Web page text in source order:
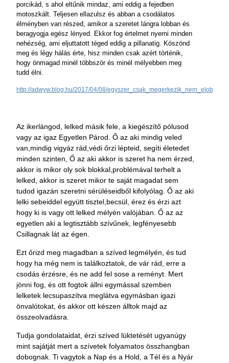
porcikád, s ahol eltűnik mindaz, ami eddig a fejedben
motoszkált. Teljesen ellazulsz és abban a csodálatos
élményben van részed, amikor a szeretet lángra lobban és
beragyogja egész lényed. Ekkor fog értelmet nyerni minden
nehézség, ami eljuttatott téged eddig a pillanatig. Köszönd
meg és légy hálás érte, hisz minden csak azért történik,
hogy önmagad minél többször és minél mélyebben meg
tudd élni.
http://adwyw.blog.hu/2017/04/08/
Az ikerlángod, lelked másik fele, a kiegészítő pólusod
vagy az igaz Egyetlen Párod. Ő az aki mindig veled
van,mindig vigyáz rád,védi őrzi lépteid, segíti életedet
minden szinten, Ő az aki akkor is szeret ha nem érzed,
akkor is mikor oly sok blokkal,problémával terhelt a
lelked, akkor is szeret mikor te saját magadat sem
tudod igazán szeretni sérüléseidből kifolyólag. Ő az aki
lelki sebeiddel együtt tisztel,becsül, érez és érzi azt
hogy ki is vagy ott lelked mélyén valójában. Ő az az
egyetlen aki a legtisztább szívűnek, legfényesebb
Csillagnak lát az égen.
Ezt őrizd meg magadban a szíved legmélyén, és tud
hogy ha még nem is találkoztatok, de vár rád, erre a
csodás érzésre, és ne add fel sose a reményt. Mert
jönni fog, és ott fogtok állni egymással szemben
lelketek lecsupaszítva meglátva egymásban igazi
önvalótokat, és akkor ott készen álltok majd az
összeolvadásra.
Tudja gondolataidat, érzi szíved lüktetését ugyanúgy
mint sajátját mert a szívetek folyamatos összhangban
dobognak. Ti vagytok a Nap és a Hold, a Tél és a Nyár